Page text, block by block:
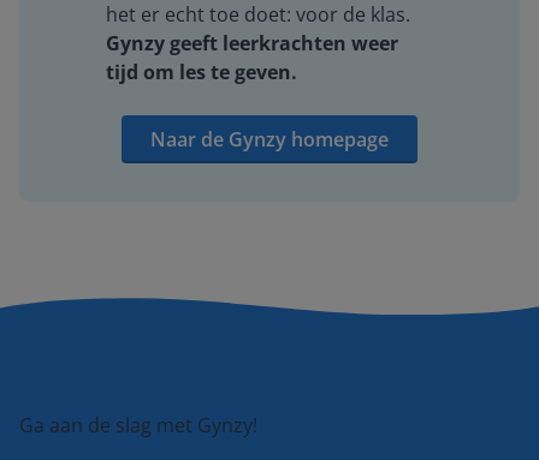
het er echt toe doet: voor de klas.
Gynzy geeft leerkrachten weer
tijd om les te geven.
Naar de Gynzy homepage
Ga aan de slag met Gynzy!